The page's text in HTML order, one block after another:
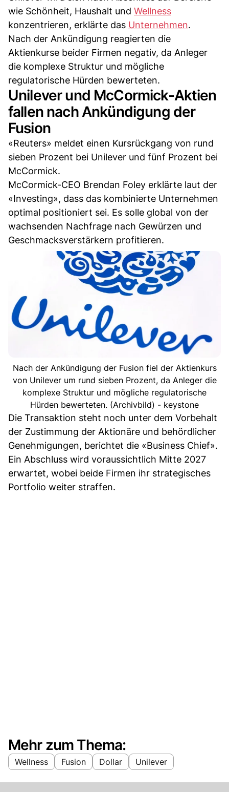
wie Schönheit, Haushalt und Wellness
konzentrieren, erklärte das Unternehmen.
Nach der Ankündigung reagierten die
Aktienkurse beider Firmen negativ, da Anleger
die komplexe Struktur und mögliche
regulatorische Hürden bewerteten.
Unilever und McCormick-Aktien
fallen nach Ankündigung der
Fusion
«Reuters» meldet einen Kursrückgang von rund
sieben Prozent bei Unilever und fünf Prozent bei
McCormick.
McCormick-CEO Brendan Foley erklärte laut der
«Investing», dass das kombinierte Unternehmen
optimal positioniert sei. Es solle global von der
wachsenden Nachfrage nach Gewürzen und
Geschmacksverstärkern profitieren.
Nach der Ankündigung der Fusion fiel der Aktienkurs
von Unilever um rund sieben Prozent, da Anleger die
komplexe Struktur und mögliche regulatorische
Hürden bewerteten. (Archivbild) - keystone
Die Transaktion steht noch unter dem Vorbehalt
der Zustimmung der Aktionäre und behördlicher
Genehmigungen, berichtet die «Business Chief».
Ein Abschluss wird voraussichtlich Mitte 2027
erwartet, wobei beide Firmen ihr strategisches
Portfolio weiter straffen.
Mehr zum Thema:
Wellness Fusion Dollar Unilever